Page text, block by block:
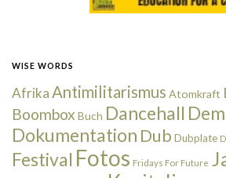
WISE WORDS
Afrika Antimilitarismus Atomkraft
Boombox Buch Dancehall
Dokumentation Dub Dubplate
Festival Fotos Fridays For Future